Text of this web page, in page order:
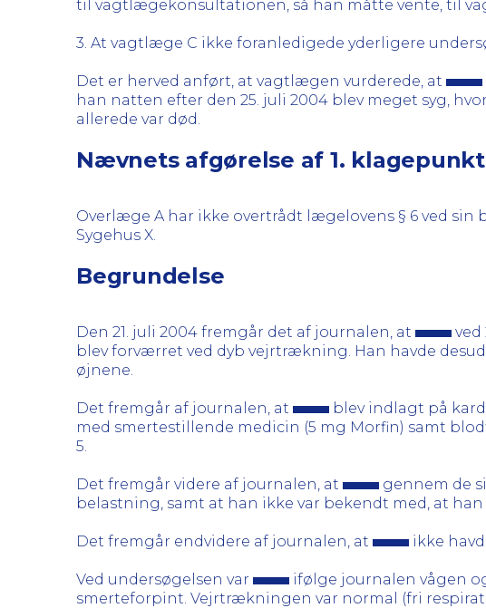
til vagtlægekonsultationen, så han måtte vente, til
3. At vagtlæge C ikke foranledigede yderligere
Det er herved anført, at vagtlægen vurderede, at
han natten efter den 25. juli 2004 blev meget syg,
allerede var død.
Nævnets afgørelse af 1. klagepunkt
Overlæge A har ikke overtrådt lægelovens § 6 ved sin
Sygehus X.
Begrundelse
Den 21. juli 2004 fremgår det af journalen, at
ved
blev forværret ved dyb vejrtrækning. Han havde
øjnene.
Det fremgår af journalen, at
blev indlagt på
med smertestillende medicin (5 mg Morfin) samt
5.
Det fremgår videre af journalen, at
gennem de
belastning, samt at han ikke var bekendt med, at
Det fremgår endvidere af journalen, at ikke
Ved undersøgelsen var
ifølge journalen vågen
smerteforpint. Vejrtrækningen var normal (fri